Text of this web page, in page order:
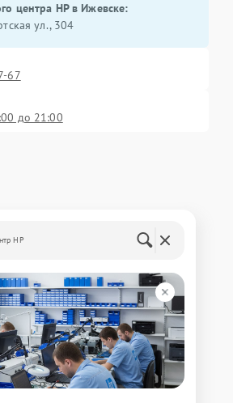
центра HP в Ижевске:
ул., 304
67
до 21:00
HP